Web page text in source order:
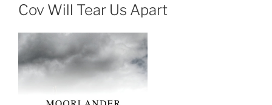
Cov Will Tear Us Apart